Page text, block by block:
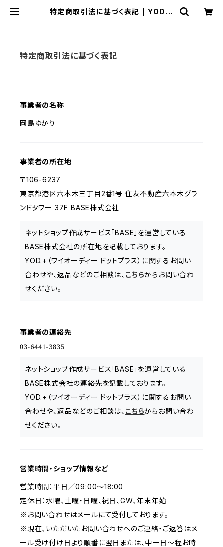
特定商取引法に基づく表記 | YOD.+
特定商取引法に基づく表記
事業者の名称
岡島ゆかり
事業者の所在地
〒106-6237
東京都港区六本木三丁目2番1号 住友不動産六本木グラ
ンドタワー 37F BASE株式会社
ネットショップ作成サービス「BASE」を運営している
BASE株式会社の所在地を記載しております。
YOD.+（ワイオーディー ドットプラス）に関するお問い
合わせや、返品などのご相談は、 こちらからお問い合わ
せください。
事業者の連絡先
ネットショップ作成サービス「BASE」を運営している
BASE株式会社の連絡先を記載しております。
YOD.+（ワイオーディー ドットプラス）に関するお問い
合わせや、返品などのご相談は、 こちらからお問い合わ
せください。
営業時間・ショップ情報など
営業時間：平日／09:00〜18:00
定休日：水曜、土曜・日曜、祝日、GW、年末年始
※お問い合わせはメールにて受付しております。
※現在、いただいたお問い合わせへのご連絡・ご返答はメ
ール受け付け日より順番に翌日または、中一日〜程お時